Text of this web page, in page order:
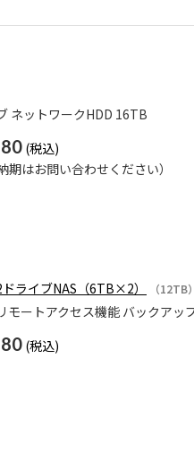
ネットワークHDD 16TB
期はお問い合わせください）
ライブNAS（6TB×2） （12TB）
モートアクセス機能 バックア